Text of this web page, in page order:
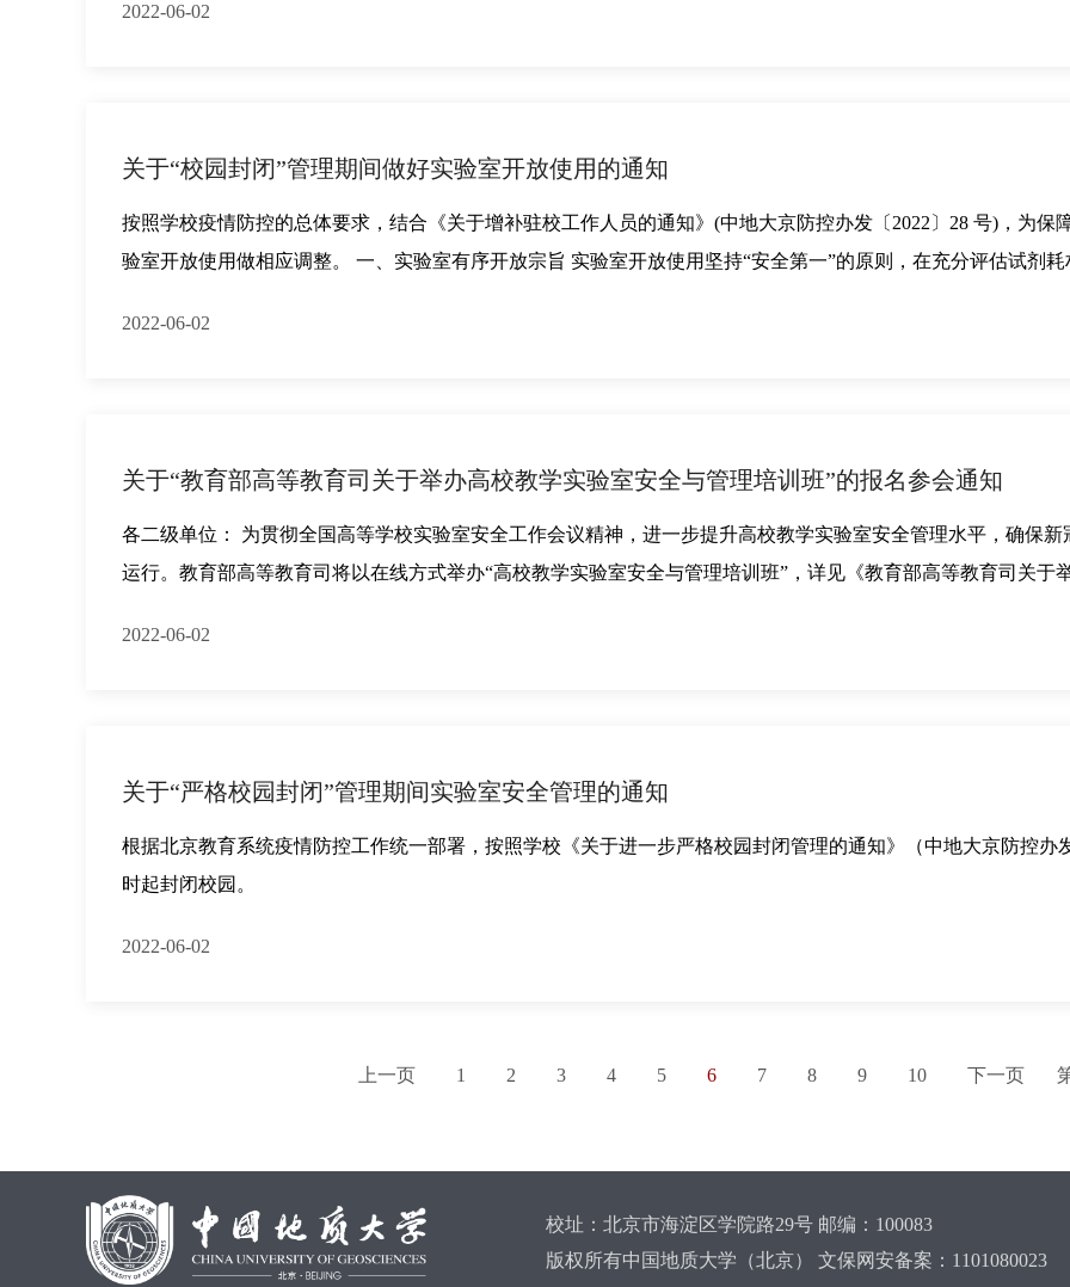
2022-06-02
关于“校园封闭”管理期间做好实验室开放使用的通知
按照学校疫情防控的总体要求，结合《关于增补驻校工作人员的通知》(中地大京防控办发〔2022〕28 号)，为
验室开放使用做相应调整。 一、实验室有序开放宗旨 实验室开放使用坚持“安全第一”的原则，在充分评估试剂
2022-06-02
关于“教育部高等教育司关于举办高校教学实验室安全与管理培训班”的报名参会通知
各二级单位： 为贯彻全国高等学校实验室安全工作会议精神，进一步提升高校教学实验室安全管理水平，确保
运行。教育部高等教育司将以在线方式举办“高校教学实验室安全与管理培训班”，详见《教育部高等教育司关
2022-06-02
关于“严格校园封闭”管理期间实验室安全管理的通知
根据北京教育系统疫情防控工作统一部署，按照学校《关于进一步严格校园封闭管理的通知》（中地大京防控办
时起封闭校园。
2022-06-02
上一页 1 2 3 4 5 6 7 8 9 10 下一页
校址：北京市海淀区学院路29号 邮编：100083
版权所有中国地质大学（北京） 文保网安备案：1101080023